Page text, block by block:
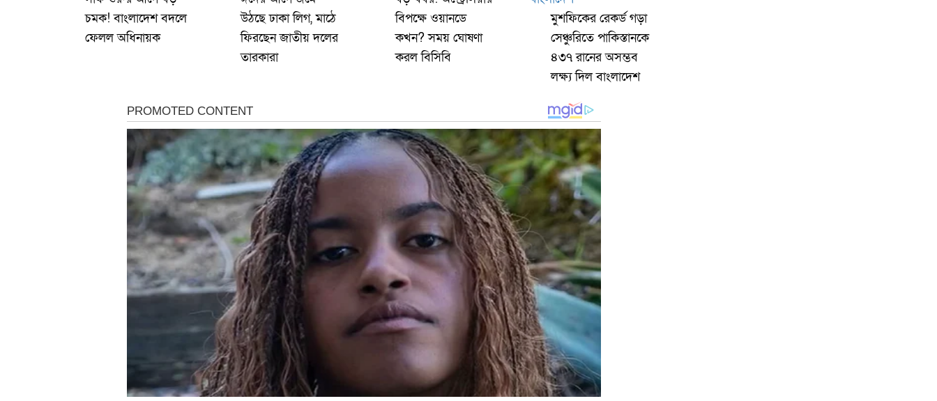
চমক! বাংলাদেশ বদলে
ফেলল অধিনায়ক
উঠছে ঢাকা লিগ, মাঠে
ফিরছেন জাতীয় দলের
তারকারা
বিপক্ষে ওয়ানডে
কখন? সময় ঘোষণা
করল বিসিবি
মুশফিকের রেকর্ড গড়া
সেঞ্চুরিতে পাকিস্তানকে
৪৩৭ রানের অসম্ভব
লক্ষ্য দিল বাংলাদেশ